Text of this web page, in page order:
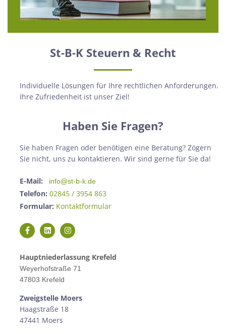
St-B-K Steuern & Recht
Individuelle Lösungen für Ihre rechtlichen Anforderungen.
Ihre Zufriedenheit ist unser Ziel!
Haben Sie Fragen?
Sie haben Fragen oder benötigen eine Beratung? Zögern
Sie nicht, uns zu kontaktieren. Wir sind gerne für Sie da!
E-Mail: info@st-b-k.de
Telefon: 02845 / 3954 863
Formular: Kontaktformular
Hauptniederlassung Krefeld
Weyerhofstraße 71
47803 Krefeld
Zweigstelle Moers
Haagstraße 18
47441 Moers